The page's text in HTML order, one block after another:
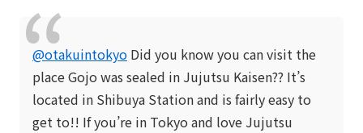
@otakuintokyo Did you know you can visit the
place Gojo was sealed in Jujutsu Kaisen?? It’s
located in Shibuya Station and is fairly easy to
get to!! If you’re in Tokyo and love Jujutsu